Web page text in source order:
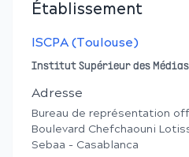
Établissement
ISCPA (Toulouse)
Institut Supérieur des Médias
Adresse
Bureau de représentation
Boulevard Chefchaouni
Sebaa - Casablanca